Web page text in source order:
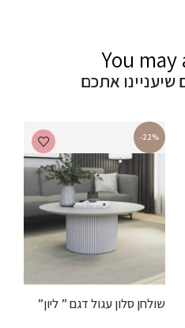
You may
שיעניינו אתכם
-22%
שולחן סלון עגול דגם ” ליון”